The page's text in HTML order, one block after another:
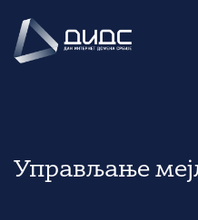
Управљање